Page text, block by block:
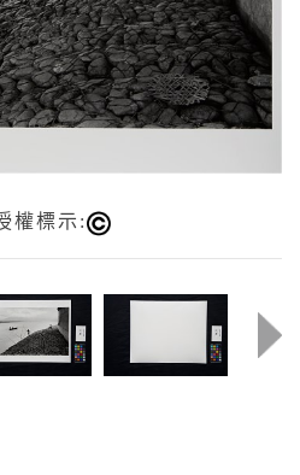
權標示: